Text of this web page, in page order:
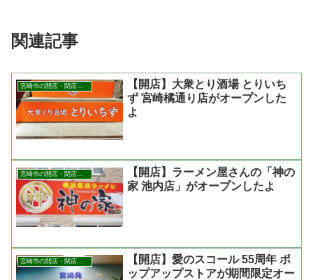
関連記事
宮崎市の開店・閉店まとめ
【開店】大衆とり酒場 とりいち
ず 宮崎橘通り店がオープンした
よ
【開店】ラーメン屋さんの「神の
家 池内店」がオープンしたよ
宮崎市の開店・閉店まとめ
【開店】愛のスコール 55周年 ポ
ップアップストアが期間限定オー